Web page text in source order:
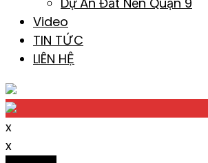
Video
TIN TỨC
LIÊN HỆ
x
x